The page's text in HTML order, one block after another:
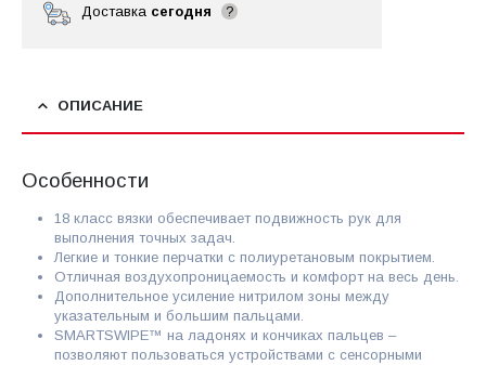
Доставка сегодня ?
ОПИСАНИЕ
Особенности
18 класс вязки обеспечивает подвижность рук для
выполнения точных задач.
Легкие и тонкие перчатки с полиуретановым покрытием.
Отличная воздухопроницаемость и комфорт на весь день.
Дополнительное усиление нитрилом зоны между
указательным и большим пальцами.
SMARTSWIPE™ на ладонях и кончиках пальцев –
позволяют пользоваться устройствами с сенсорными